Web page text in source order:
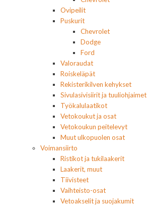
Ovipeilit
Puskurit
Chevrolet
Dodge
Ford
Valoraudat
Roiskeläpät
Rekisterikilven kehykset
Sivulasivisiirit ja tuuliohjaimet
Työkalulaatikot
Vetokoukut ja osat
Vetokoukun peitelevyt
Muut ulkopuolen osat
Voimansiirto
Ristikot ja tukilaakerit
Laakerit, muut
Tiivisteet
Vaihteisto-osat
Vetoakselit ja suojakumit